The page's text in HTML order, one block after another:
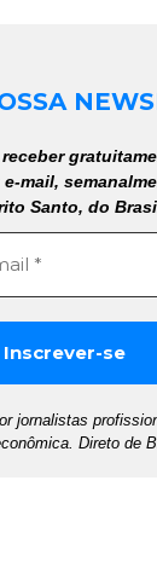
mail,
Santo, do
jornalistas
Direto de